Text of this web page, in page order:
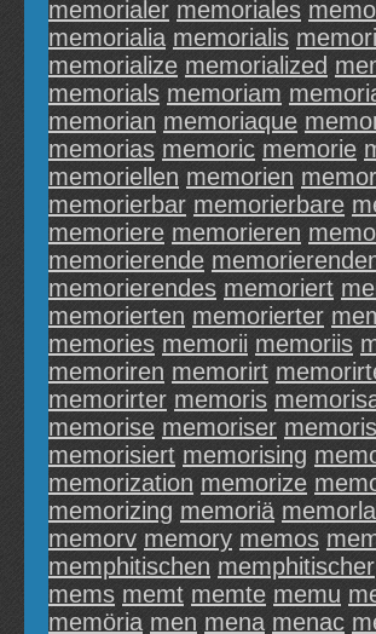
memorialer memoriales
memorialia memorialis
memorialize memorialized
memorials memoriam
memorian memoriaque
memorias memoric memorie
memoriellen memorien
memorierbar memorierbare
memoriere memorieren
memorierende
memorierendes memoriert
memorierten memorierter
memories memorii memoriis
memoriren memorirt
memorirter memoris
memorise memoriser
memorisiert memorising
memorization memorize
memorizing memoriä
memorv memory memos
memphitischen memphitischer
mems memt memte memu
memöria men mena menac